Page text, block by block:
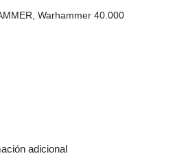
, Warhammer 40.000
adicional